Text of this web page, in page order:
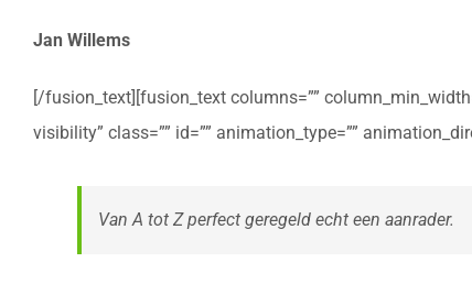
Jan Willems
[/fusion_text][fusion_text columns=””
visibility” class=”” id=”” animation_type=””
Van A tot Z perfect geregeld echt een aanrader.